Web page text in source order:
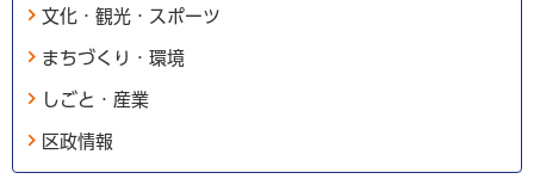
文化・観光・スポーツ
まちづくり・環境
しごと・産業
区政情報